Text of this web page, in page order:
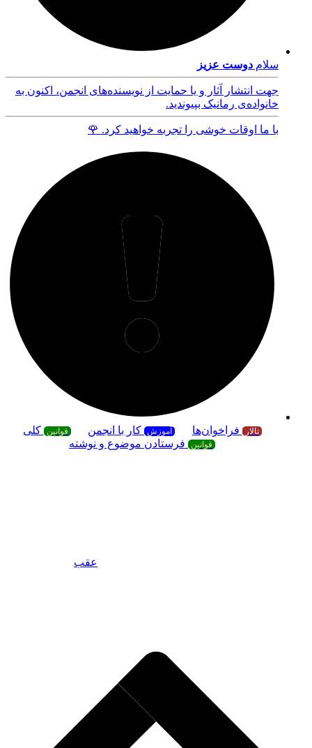
سلام دوست عزیز
جهت انتشار آثار و یا حمایت از نویسنده‌های انجمن، اکنون به
خانواده‌ی رمانیک بپیوندید.
با ما اوقات خوشی را تجربه خواهید کرد. 🌹
تالار فراخوان‌ها آموزش کار با انجمن قوانین کلی
قوانین فرستادن موضوع و نوشته
عقب